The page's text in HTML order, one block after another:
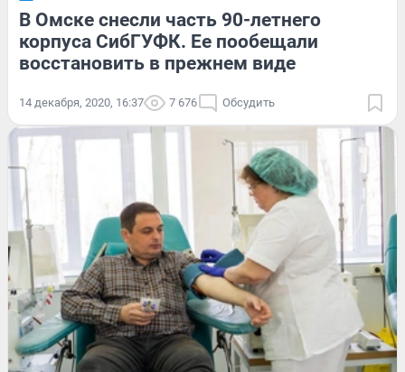
В Омске снесли часть 90-летнего
корпуса СибГУФК. Ее пообещали
восстановить в прежнем виде
14 декабря, 2020, 16:37 7 676 Обсудить